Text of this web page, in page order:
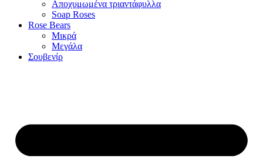
Αποχυμωμένα τριαντάφυλλα
Soap Roses
Rose Βears
Μικρά
Μεγάλα
Σουβενίρ